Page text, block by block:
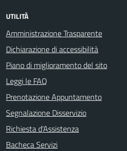
UTILITÀ
Amministrazione Trasparente
Dichiarazione di accessibilità
Piano di miglioramento del sito
Leggi le FAQ
Prenotazione Appuntamento
Segnalazione Disservizio
Richiesta d'Assistenza
Bacheca Servizi